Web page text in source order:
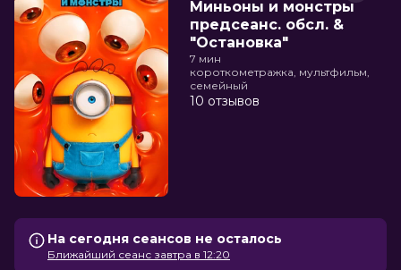
Миньоны и монстры
предсеанс. обсл. &
"Остановка"
7 мин
короткометражка, мультфильм,
семейный
10 отзывов
На сегодня сеансов не осталось
Ближайший сеанс завтра в 12:20